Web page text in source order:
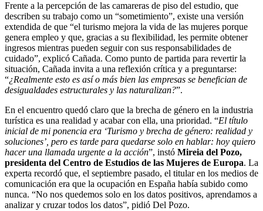
Frente a la percepción de las camareras de piso del estudio, que
describen su trabajo como un “sometimiento”, existe una versión
extendida de que “el turismo mejora la vida de las mujeres porque
genera empleo y que, gracias a su flexibilidad, les permite obtener
ingresos mientras pueden seguir con sus responsabilidades de
cuidado”, explicó Cañada. Como punto de partida para revertir la
situación, Cañada invita a una reflexión crítica y a preguntarse:
“¿Realmente esto es así o más bien las empresas se benefician de
desigualdades estructurales y las naturalizan?”.
En el encuentro quedó claro que la brecha de género en la industria
turística es una realidad y acabar con ella, una prioridad. “El título
inicial de mi ponencia era ‘Turismo y brecha de género: realidad y
soluciones’, pero es tarde para quedarse solo en hablar: hoy quiero
hacer una llamada urgente a la acción”, instó Mireia del Pozo,
presidenta del Centro de Estudios de las Mujeres de Europa. La
experta recordó que, el septiembre pasado, el titular en los medios de
comunicación era que la ocupación en España había subido como
nunca. “No nos quedemos solo en los datos positivos, aprendamos a
analizar y cruzar todos los datos”, pidió Del Pozo.